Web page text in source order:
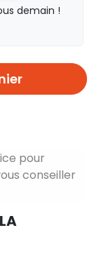
demain !
pour
conseiller